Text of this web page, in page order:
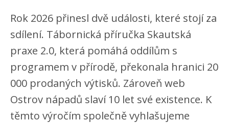
Rok 2026 přinesl dvě události, které stojí za
sdílení. Tábornická příručka Skautská
praxe 2.0, která pomáhá oddílům s
programem v přírodě, překonala hranici 20
000 prodaných výtisků. Zároveň web
Ostrov nápadů slaví 10 let své existence. K
těmto výročím společně vyhlašujeme